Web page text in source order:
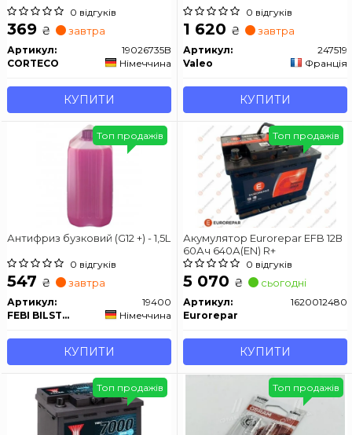
0 відгуків
369 ₴ завтра
Артикул:
19026735B
CORTECO
Німеччина
КУПИТИ
0 відгуків
1 620 ₴ завтра
Артикул:
247519
Valeo
Франція
КУПИТИ
Антифриз бузковий (G12 +) - 1,5L
0 відгуків
547 ₴ завтра
Артикул:
19400
FEBI BILSTEIN
Німеччина
КУПИТИ
Топ продажів
Акумулятор Eurorepar EFB 12В
60Ач 640А(EN) R+
0 відгуків
5 070 ₴ сьогодні
Артикул:
1620012480
Eurorepar
КУПИТИ
Топ продажів
Топ продажів Топ продажів